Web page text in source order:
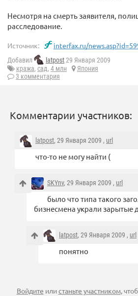
Несмотря на смерть заявителя,
расследование.
Источник: interfax.ru/
Добавил latpost29 Января 2009
кража, сад, 4 млн
Япония
3 комментария
Комментарии участников:
latpost, 29 Января 2009 , url
что-то не могу найти (
SKYnv, 29 Января 2009 , url
было что типа такого
бизнесмена украли зарытые
latpost, 29 Января 2009 , url
понятно
Войдите илистаньте участником,